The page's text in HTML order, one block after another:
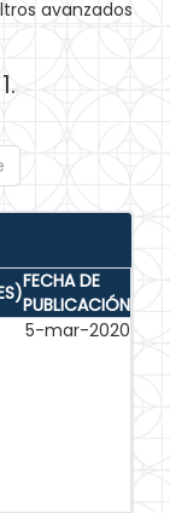
avanzados
FECHA DE
PUBLICACIÓN
5-mar-2020